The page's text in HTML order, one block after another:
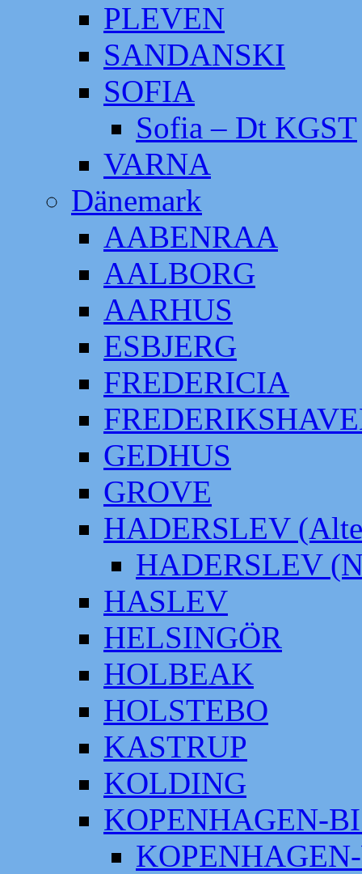
PLEVEN
SANDANSKI
SOFIA
Sofia – Dt KGST
VARNA
Dänemark
AABENRAA
AALBORG
AARHUS
ESBJERG
FREDERICIA
GEDHUS
GROVE
HADERSLEV
HADERSLEV
HASLEV
HELSINGÖR
HOLBEAK
HOLSTEBO
KASTRUP
KOLDING
KOPENHAGEN-